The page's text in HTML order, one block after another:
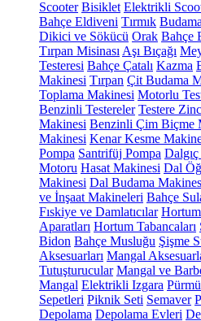
Scooter Bisiklet Elektrikli
Bahçe Eldiveni Tırmık
Dikici ve Sökücü Orak Bahçe
Tırpan Misinası Aşı Bıçağı
Testeresi Bahçe Çatalı Kazma
Makinesi Tırpan Çit Budama
Toplama Makinesi Motorlu
Benzinli Testereler Testere
Makinesi Benzinli Çim Biçme
Makinesi Kenar Kesme
Pompa Santrifüj Pompa Dalgıç
Motoru Hasat Makinesi Dal
Makinesi Dal Budama
ve İnşaat Makineleri Bahçe
Fıskiye ve Damlatıcılar
Aparatları Hortum Tabancaları
Bidon Bahçe Musluğu Şişme
Aksesuarları Mangal
Tutuşturucular Mangal ve
Mangal Elektrikli Izgara
Sepetleri Piknik Seti Semaver
Depolama Depolama Evleri